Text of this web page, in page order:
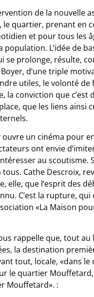
de la nouvelle
le quartier, prenant en
et pour tous les
population. L’idée de
se prolonge, résulte,
d’une triple
utiles, le volonté de
la conviction que c’est
que les liens ainsi
ouvre un cinéma pour
ont envie
au scoutisme.
Cathe Descroix,
elle, que l’esprit des
C’est la rupture, qui
«La Maison
rappelle que, tout au
la destination
tout, locale, «dans
le quartier Mouffetard,
Mouffetard». :